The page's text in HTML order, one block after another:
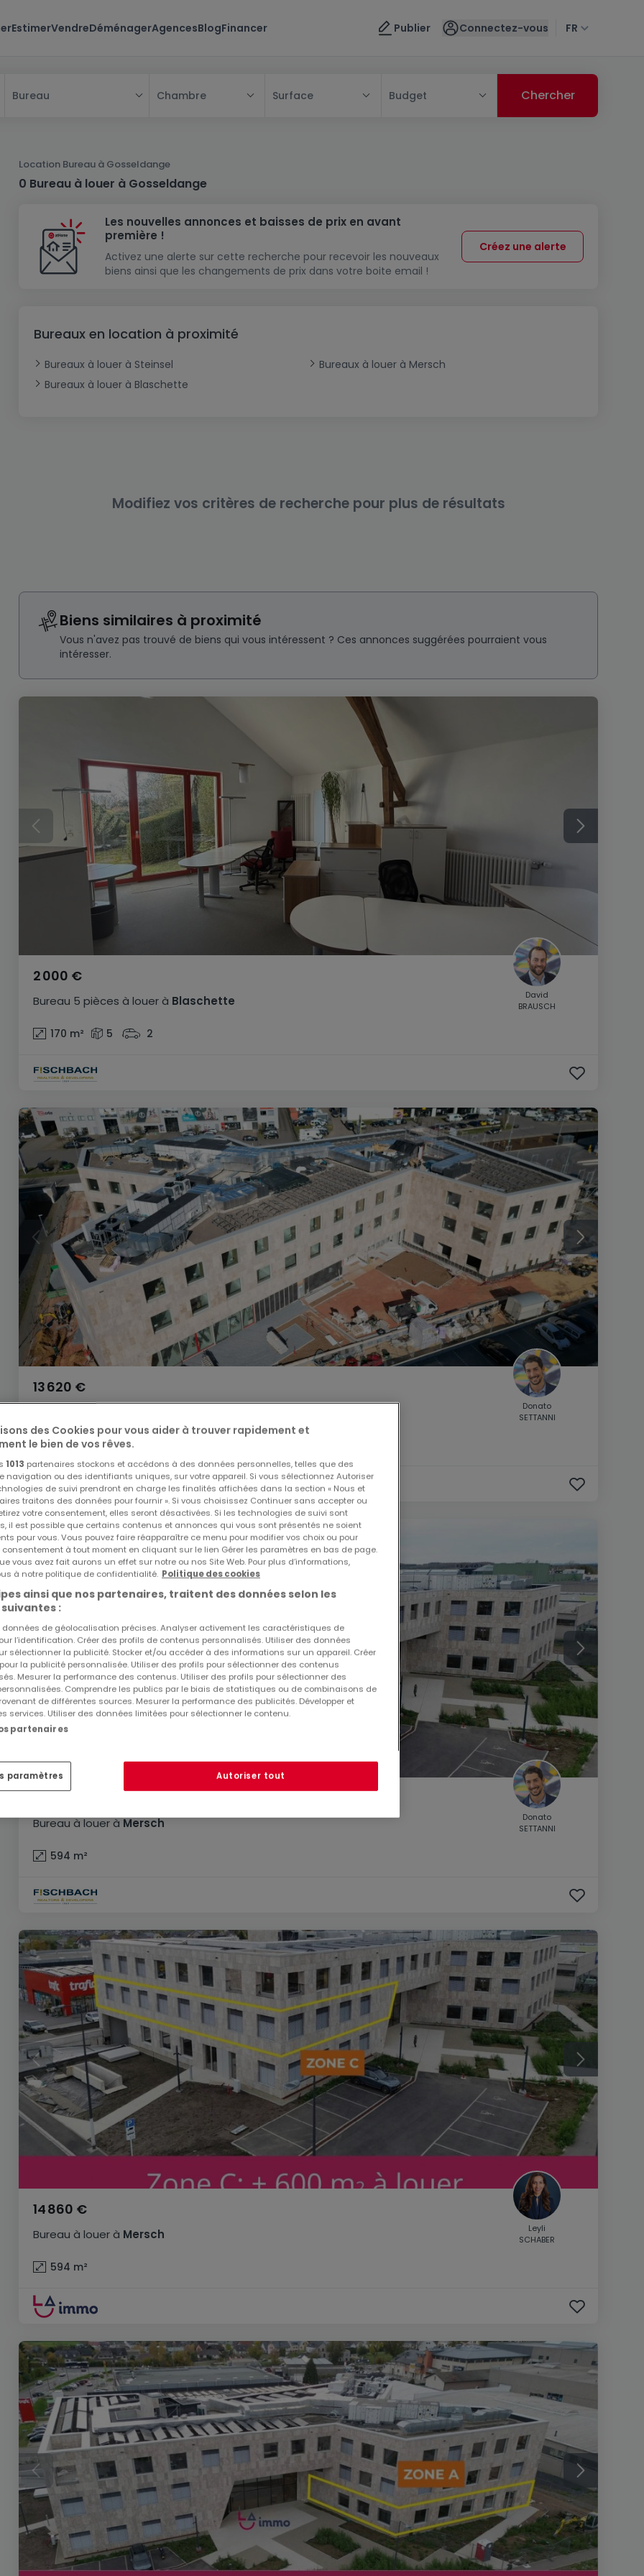
EstimerVendreDéménagerAgencesBlogFinancer Publier Connectez-vous FR
Bureau
Maison
Maison mitoyenne
Maison jumelée
Château
Corps de ferme
Appartement
Chambre
Studio
Triplex
Mansarde
Résidence
Lotissement
Maison à construire
Modèle de maison
Immeuble de rapport
Terrain non constructible
Garage - Parking
Garage fermé
Bureau
Local commercial
Exploitation agricole
Chambre Surface Budget
Location Bureau à Gosseldange
0 Bureau à louer à Gosseldange
Les nouvelles annonces et baisses de prix en avant
première !
Activez une alerte sur cette recherche pour recevoir les nouveaux
biens ainsi que les changements de prix dans votre boite email !
Créez une alerte
Bureaux en location à proximité
Bureaux à louer à Steinsel
Bureaux à louer à Mersch
Bureaux à louer à Blaschette
Modifiez vos critères de recherche pour plus de résultats
Biens similaires à proximité
Vous n'avez pas trouvé de biens qui vous intéressent ? Ces annonces suggérées pourraient vous
intéresser.
Bureau 5 pièces à louerà Blaschette
2 000 €
170 m² 5 2
David
BRAUSCH
13 620 €
544 m²
Donato
SETTANNI
Bureau à louerà Mersch
594 m²
Donato
SETTANNI
Bureau à louerà Mersch
14 860 €
594 m²
Leyli
SCHABER
des Cookies pour vous aider à trouver rapidement et
le bien de vos rêves.
1013 partenaires stockons et accédons à des données personnelles, telles que des
navigation ou des identifiants uniques, sur votre appareil. Si vous sélectionnez Autoriser
de suivi prendront en charge les finalités affichées dans la section « Nous et
traitons des données pour fournir ». Si vous choisissez Continuer sans accepter ou
votre consentement, elles seront désactivées. Si les technologies de suivi sont
il est possible que certains contenus et annonces qui vous sont présentés ne soient
pour vous. Vous pouvez faire réapparaître ce menu pour modifier vos choix ou pour
consentement à tout moment en cliquant sur le lien Gérer les paramètres en bas de page.
vous avez fait aurons un effet sur notre ou nos Site Web. Pour plus d’informations,
à notre politique de confidentialité. Politique des cookies
ainsi que nos partenaires, traitent des données selon les
:
données de géolocalisation précises. Analyser activement les caractéristiques de
l’identification. Créer des profils de contenus personnalisés. Utiliser des données
sélectionner la publicité. Stocker et/ou accéder à des informations sur un appareil. Créer
la publicité personnalisée. Utiliser des profils pour sélectionner des contenus
Mesurer la performance des contenus. Utiliser des profils pour sélectionner des
Comprendre les publics par le biais de statistiques ou de combinaisons de
de différentes sources. Mesurer la performance des publicités. Développer et
services. Utiliser des données limitées pour sélectionner le contenu.
partenaires
paramètres Autoriser tout